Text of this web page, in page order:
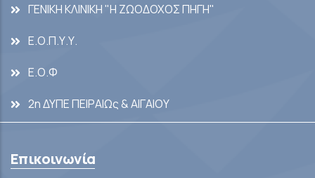
ΓΕΝΙΚΗ ΚΛΙΝΙΚΗ "Η ΖΩΟΔΟΧΟΣ ΠΗΓΗ"
Ε.Ο.Π.Υ.Υ.
Ε.Ο.Φ
2η ΔΥΠΕ ΠΕΙΡΑΙΩς & ΑΙΓΑΙΟΥ
Επικοινωνία